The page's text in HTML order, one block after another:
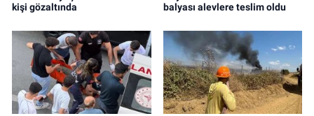
kişi gözaltında
balyası alevlere teslim oldu